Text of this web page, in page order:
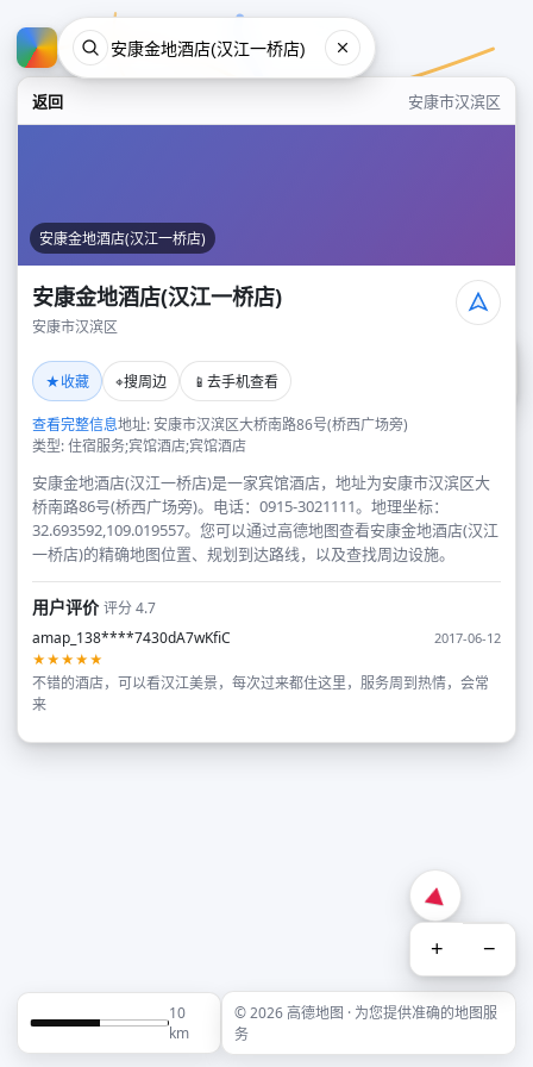
返回 安康市汉滨区
安康金地酒店(汉江一桥店)
安康金地酒店(汉江一桥店)
安康市汉滨区
★收藏 ⌖搜周边 📱 去手机查看
查看完整信息地址: 安康市汉滨区大桥南路86号(桥西广场旁)
类型: 住宿服务;宾馆酒店;宾馆酒店
安康金地酒店(汉江一桥店)是一家宾馆酒店，地址为安康市汉滨区大
桥南路86号(桥西广场旁)。电话：0915-3021111。地理坐标：
32.693592,109.019557。您可以通过高德地图查看安康金地酒店(汉江
一桥店)的精确地图位置、规划到达路线，以及查找周边设施。
用户评价评分 4.7
amap_138****7430dA7wKfiC
2017-06-12
★★★★★
不错的酒店，可以看汉江美景，每次过来都住这里，服务周到热情，会常
来
+ −
10
km
© 2026 高德地图 · 为您提供准确的地图服
务